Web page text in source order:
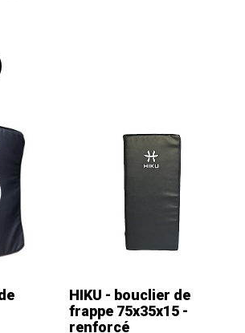
HIKU - bouclier de
frappe 75x35x15 -
renforcé